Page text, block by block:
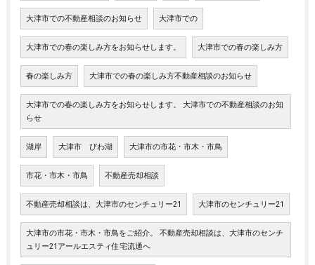
大津市での不動産相談のお知らせ 大津市での
大津市での春の楽しみ方をお知らせします。 大津市での春の楽しみ方
春の楽しみ方 大津市での春の楽しみ方不動産相談のお知らせ
大津市での春の楽しみ方をお知らせします。 大津市での不動産相談のお知
らせ
湖岸 大津市 びわ湖 大津市の市花・市木・市鳥
市花・市木・市鳥 不動産売却相談
不動産売却相談は、大津市のセンチュリー21 大津市のセンチュリー21
大津市の市花・市木・市鳥をご紹介。 不動産売却相談は、大津市のセンチ
ュリー21アールエスティ住宅流通へ